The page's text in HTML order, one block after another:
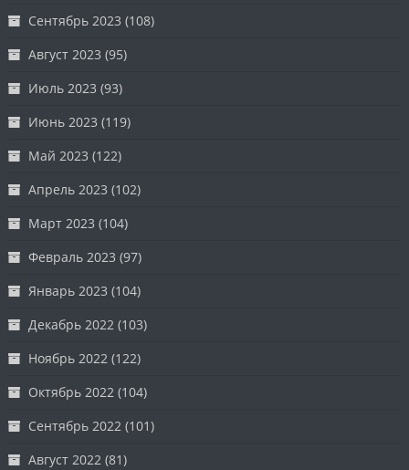
Сентябрь 2023 (108)
Август 2023 (95)
Июль 2023 (93)
Июнь 2023 (119)
Май 2023 (122)
Апрель 2023 (102)
Март 2023 (104)
Февраль 2023 (97)
Январь 2023 (104)
Декабрь 2022 (103)
Ноябрь 2022 (122)
Октябрь 2022 (104)
Сентябрь 2022 (101)
Август 2022 (81)